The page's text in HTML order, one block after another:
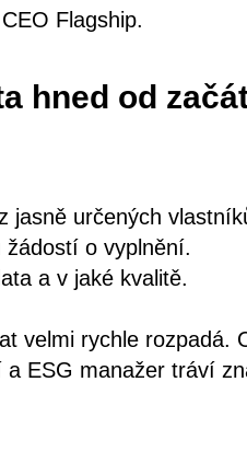
Flagship.
hned od
jasně určených
o vyplnění.
a v jaké kvalitě.
velmi rychle rozpadá.
ESG manažer tráví